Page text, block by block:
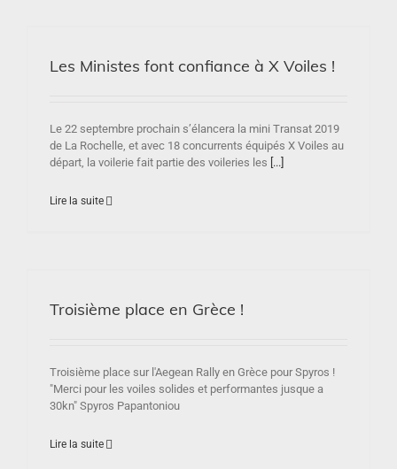
Les Ministes font confiance à X Voiles !
Le 22 septembre prochain s’élancera la mini Transat 2019
de La Rochelle, et avec 18 concurrents équipés X Voiles au
départ, la voilerie fait partie des voileries les [...]
Lire la suite
Troisième place en Grèce !
Troisième place sur l'Aegean Rally en Grèce pour Spyros !
"Merci pour les voiles solides et performantes jusque a
30kn" Spyros Papantoniou
Lire la suite